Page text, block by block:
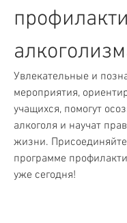
Увлекательные и
мероприятия,
учащихся, помогут
алкоголя и научат
жизни.
программе
уже сегодня!